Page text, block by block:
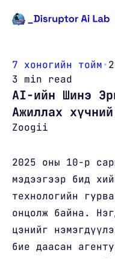
7 хоногийн тойм•
3 min read
AI-ийн Шинэ
Ажиллах
Zoogii
2025 оны 10-р
мэдээгээр бид
технологийн
онцолж байна.
цэнийг
бие даасан